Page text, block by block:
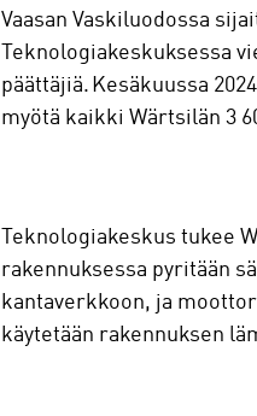
Vaasan Vaskiluodossa
Teknologiakeskuksessa
päättäjiä. Kesäkuussa
myötä kaikki Wärtsilän 3
Teknologiakeskus tukee
rakennuksessa pyritään
kantaverkkoon, ja
käytetään rakennuksen